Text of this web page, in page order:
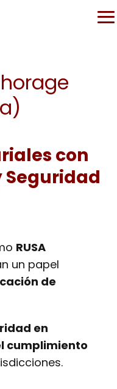
con
Seguridad
RUSA
un papel
de
en
cumplimiento